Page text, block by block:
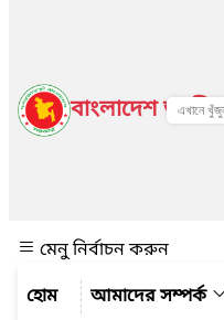
বাংলাদেশ জাতীয়
মেনু নির্বাচন করুন
আমাদের সম্পর্ক